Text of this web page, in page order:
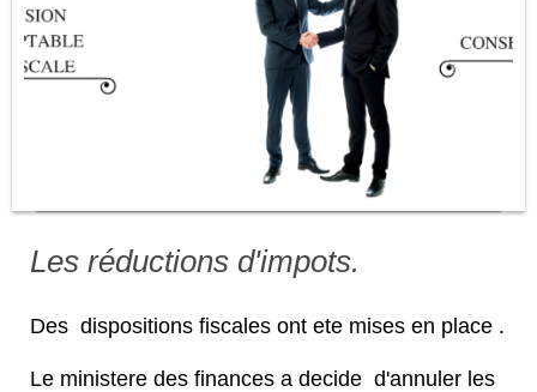
Les réductions d'impots.
Des dispositions fiscales ont ete mises en place .
Le ministere des finances a decide d'annuler les